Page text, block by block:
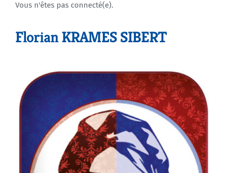
Agenda
Vous n'êtes pas connecté(e).
Florian KRAMES SIBERT